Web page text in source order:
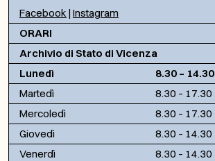
Facebook | Instagram
ORARI
Archivio di Stato di Vicenza
Lunedì
8.30 – 14.30
Martedì
8.30 – 17.30
Mercoledì
8.30 – 17.30
Giovedì
8.30 – 14.30
Venerdì
8.30 – 14.30